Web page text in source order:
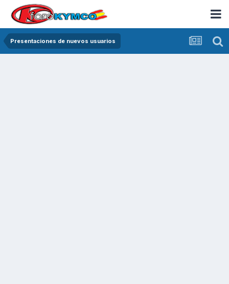
Presentaciones de nuevos usuarios